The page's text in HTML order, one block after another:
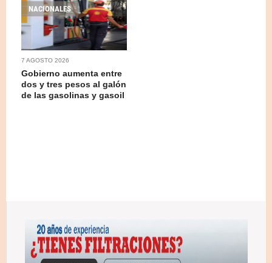
NACIONALES
7 AGOSTO 2026
Gobierno aumenta entre
dos y tres pesos al galón
de las gasolinas y gasoil